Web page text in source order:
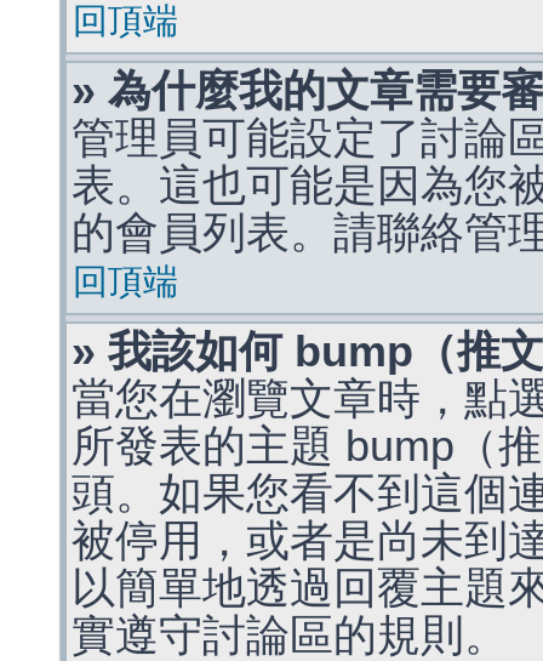
回頂端
» 為什麼我的文章需要
管理員可能設定了討論
表。這也可能是因為您
的會員列表。請聯絡管
回頂端
» 我該如何 bump（推
當您在瀏覽文章時，點
所發表的主題 bump（
頭。如果您看不到這個
被停用，或者是尚未到
以簡單地透過回覆主題
實遵守討論區的規則。